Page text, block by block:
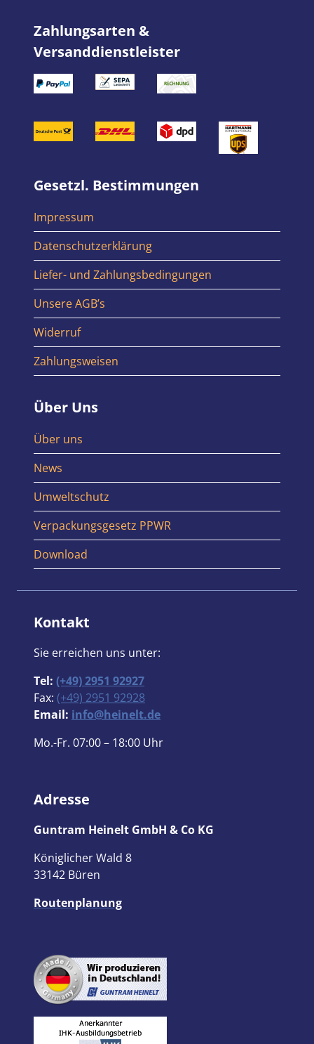
Zahlungsarten &
Versanddienstleister
Gesetzl. Bestimmungen
Impressum
Datenschutzerklärung
Liefer- und Zahlungsbedingungen
Unsere AGB’s
Widerruf
Zahlungsweisen
Über Uns
Über uns
News
Umweltschutz
Verpackungsgesetz PPWR
Download
Kontakt
Sie erreichen uns unter:
Tel: (+49) 2951 92927
Fax: (+49) 2951 92928
Email: info@heinelt.de
Mo.-Fr. 07:00 – 18:00 Uhr
Adresse
Guntram Heinelt GmbH & Co KG
Königlicher Wald 8
33142 Büren
Routenplanung